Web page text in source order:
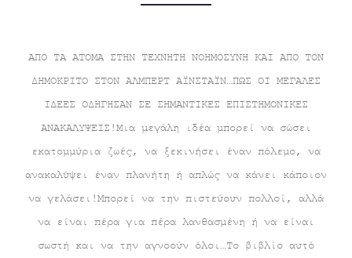
ΑΠΟ ΤΑ ΑΤΟΜΑ ΣΤΗΝ ΤΕΧΝΗΤΗ ΝΟΗΜΟΣΥΝΗ ΚΑΙ ΑΠΟ ΤΟΝ
ΔΗΜΟΚΡΙΤΟ ΣΤΟΝ ΑΛΜΠΕΡΤ ΑΪΝΣΤΑΪΝ…ΠΩΣ ΟΙ ΜΕΓΑΛΕΣ
ΙΔΕΕΣ ΟΔΗΓΗΣΑΝ ΣΕ ΣΗΜΑΝΤΙΚΕΣ ΕΠΙΣΤΗΜΟΝΙΚΕΣ
ΑΝΑΚΑΛΥΨΕΙΣ!Μια μεγάλη ιδέα μπορεί να σώσει
εκατομμύρια ζωές, να ξεκινήσει έναν πόλεμο, να
ανακαλύψει έναν πλανήτη ή απλώς να κάνει κάποιον
να γελάσει!Μπορεί να την πιστεύουν πολλοί, αλλά
να είναι πέρα για πέρα λανθασμένη ή να είναι
σωστή και να την αγνοούν όλοι…Το βιβλίο αυτό